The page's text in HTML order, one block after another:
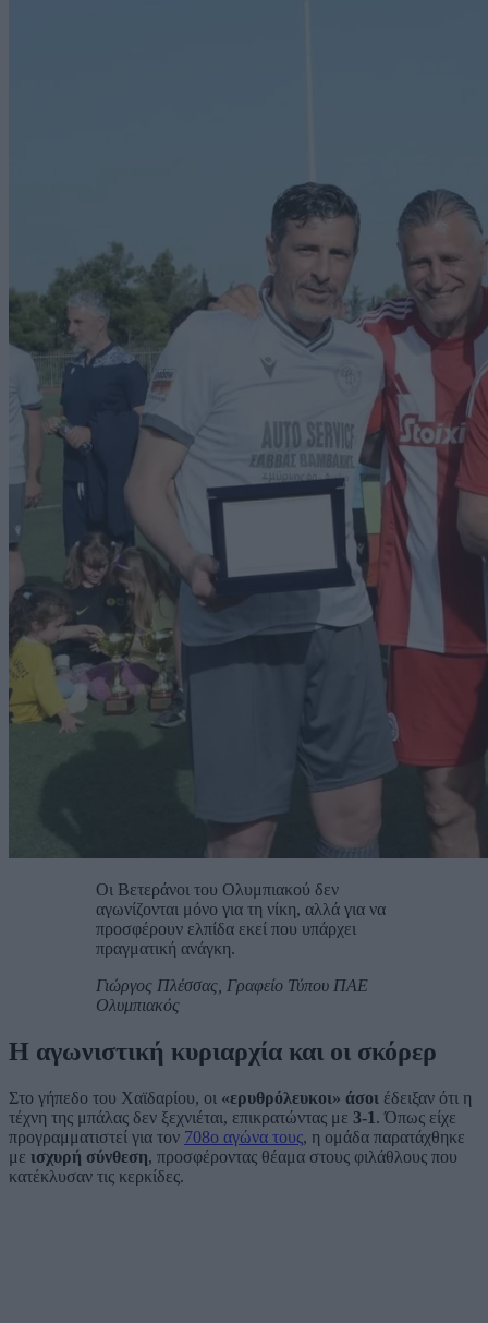
Οι Βετεράνοι του Ολυμπιακού δεν
αγωνίζονται μόνο για τη νίκη, αλλά για να
προσφέρουν ελπίδα εκεί που υπάρχει
πραγματική ανάγκη.
Γιώργος Πλέσσας, Γραφείο Τύπου ΠΑΕ
Ολυμπιακός
Η αγωνιστική κυριαρχία και οι σκόρερ
Στο γήπεδο του Χαϊδαρίου, οι «ερυθρόλευκοι» άσοι έδειξαν ότι η
τέχνη της μπάλας δεν ξεχνιέται, επικρατώντας με 3-1 . Όπως είχε
προγραμματιστεί για τον 708ο αγώνα τους, η ομάδα παρατάχθηκε
με ισχυρή σύνθεση, προσφέροντας θέαμα στους φιλάθλους που
κατέκλυσαν τις κερκίδες.